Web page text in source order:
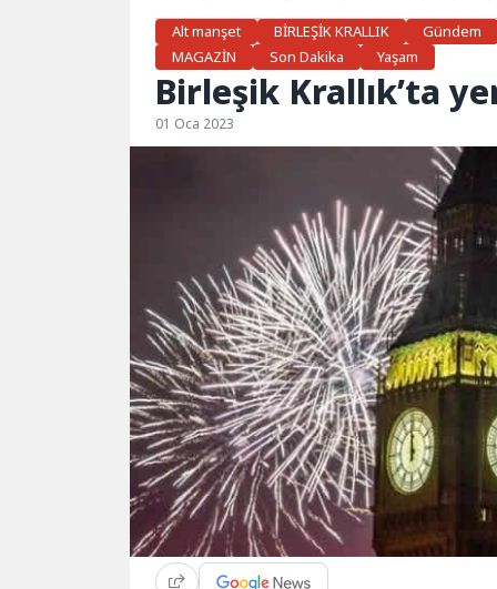
Alt manşet
BİRLEŞİK KRALLIK
Gündem
MAGAZİN
Son Dakika Yaşam
Birleşik Krallık’ta
01 Oca 2023